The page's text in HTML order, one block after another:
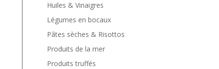
Huiles & Vinaigres
Légumes en bocaux
Pâtes sèches & Risottos
Produits de la mer
Produits truffés